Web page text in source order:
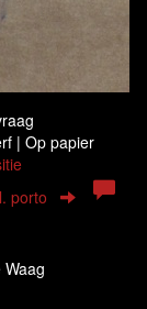
| Op papier
porto